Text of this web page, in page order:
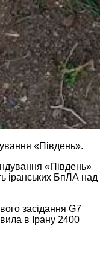
«Південь».
«Південь»
іранських БпЛА над
засідання G7
в Ірану 2400